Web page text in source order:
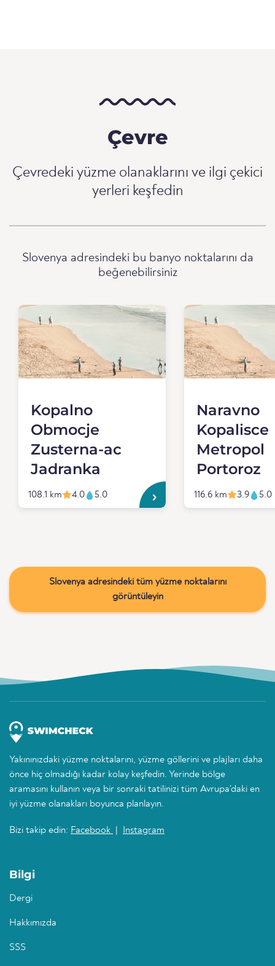
Çevre
Çevredeki yüzme olanaklarını ve ilgi çekici
yerleri keşfedin
Slovenya adresindeki bu banyo noktalarını da
beğenebilirsiniz
Kopalno
Obmocje
Zusterna-ac
Jadranka
108.1 km 4.0 5.0
Naravno
Kopalisce
Metropol
Portoroz
116.6 km 3.9 5.0
Slovenya adresindeki tüm yüzme noktalarını
görüntüleyin
Yakınınızdaki yüzme noktalarını, yüzme göllerini ve plajları daha
önce hiç olmadığı kadar kolay keşfedin. Yerinde bölge
aramasını kullanın veya bir sonraki tatilinizi tüm Avrupa'daki en
iyi yüzme olanakları boyunca planlayın.
Bizi takip edin: Facebook Instagram
Bilgi
Dergi
Hakkımızda
SSS